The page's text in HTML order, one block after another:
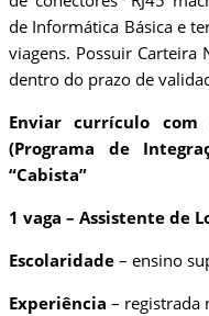
de Informática Básica e
viagens. Possuir Carteira
dentro do prazo de
Enviar currículo
(Programa de
“Cabista”
1 vaga – Assistente de
Escolaridade – ensino
Experiência – registrada